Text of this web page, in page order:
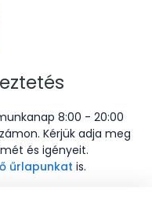
8:00 - 20:00
Kérjük adja meg
és igényeit.
űrlapunkat is.